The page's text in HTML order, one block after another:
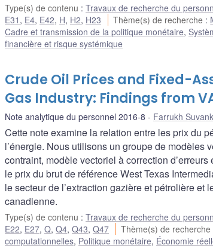
Type(s) de contenu : Travaux de recherche du
E31 , E4, E42, H, H2, H23 Thème(s) de recherche :
Cadre et transmission de la politique monétaire,
financière et risque systémique
Crude Oil Prices and Fixed-
Gas Industry: Findings from
Note analytique du personnel 2016-8 Farrukh
Cette note examine la relation entre les prix du
l’énergie. Nous utilisons un groupe de modèles
contraint, modèle vectoriel à correction
le prix du brut de référence West Texas
le secteur de l’extraction gazière et pétrolière et
canadienne.
Type(s) de contenu : Travaux de recherche du
E22, E27, Q, Q4, Q43, Q47 Thème(s) de recherche
computationnelles, Politique monétaire, Économie